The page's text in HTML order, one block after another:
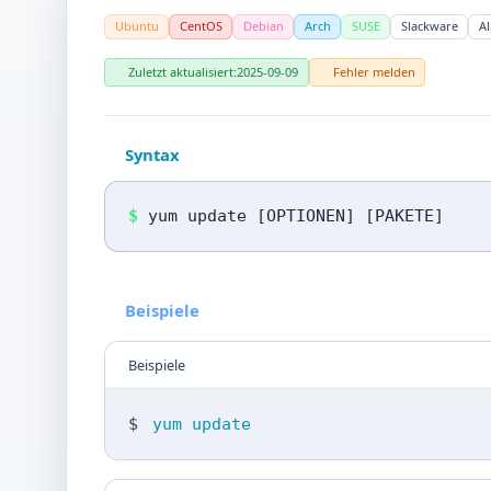
Ubuntu CentOS Debian Arch SUSE Slackware
Zuletzt aktualisiert:2025-09-09 Fehler melden
Syntax
$ yum update [OPTIONEN] [PAKETE]
Beispiele
Beispiele
$ yum update